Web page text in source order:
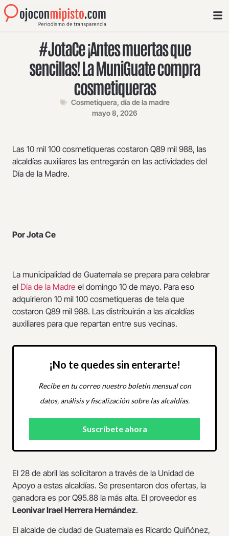
#JotaCe ¡Antes muertas que
sencillas! La MuniGuate compra
cosmetiqueras
Cosmetiquera, día de la madre
mayo 8, 2026
Las 10 mil 100 cosmetiqueras costaron Q89 mil 988, las
alcaldías auxiliares las entregarán en las actividades del
Día de la Madre.
Por Jota Ce
La municipalidad de Guatemala se prepara para celebrar
el Día de la Madre el domingo 10 de mayo. Para eso
adquirieron 10 mil 100 cosmetiqueras de tela que
costaron Q89 mil 988. Las distribuirán a las alcaldías
auxiliares para que repartan entre sus vecinas.
¡No te quedes sin enterarte!
Recibe en tu correo nuestro boletín mensual con
datos, análisis y fiscalización sobre las alcaldías.
El 28 de abril las solicitaron a través de la Unidad de
Apoyo a estas alcaldías. Se presentaron dos ofertas, la
ganadora es por Q95.88 la más alta. El proveedor es
Leonivar Irael Herrera Hernández.
El alcalde de ciudad de Guatemala es Ricardo Quiñónez,